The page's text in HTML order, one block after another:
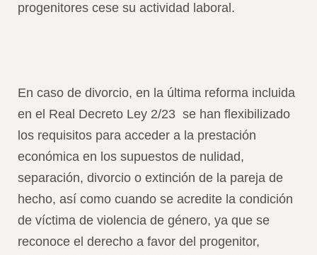
progenitores cese su actividad laboral.
En caso de divorcio, en la última reforma incluida
en el Real Decreto Ley 2/23 se han flexibilizado
los requisitos para acceder a la prestación
económica en los supuestos de nulidad,
separación, divorcio o extinción de la pareja de
hecho, así como cuando se acredite la condición
de víctima de violencia de género, ya que se
reconoce el derecho a favor del progenitor,